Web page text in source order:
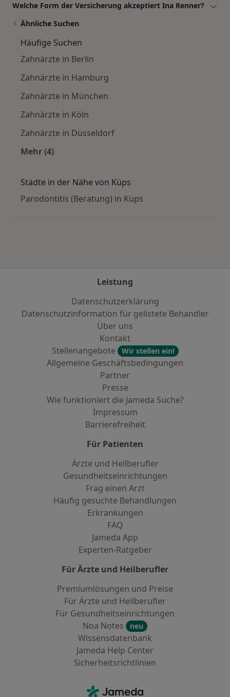
Welche Form der Versicherung akzeptiert Ina Renner?
Ähnliche Suchen
Häufige Suchen
Zahnärzte in Berlin
Zahnärzte in Hamburg
Zahnärzte in München
Zahnärzte in Köln
Zahnärzte in Düsseldorf
Mehr (4)
Städte in der Nähe von Küps
Parodontitis (Beratung) in Küps
Leistung
Datenschutzerklärung
Datenschutzinformation für gelistete Behandler
Über uns
Kontakt
Stellenangebote
Wir stellen ein!
Allgemeine Geschäftsbedingungen
Partner
Presse
Wie funktioniert die Jameda Suche?
Impressum
Barrierefreiheit
Für Patienten
Ärzte und Heilberufler
Gesundheitseinrichtungen
Frag einen Arzt
Häufig gesuchte Behandlungen
Erkrankungen
FAQ
Jameda App
Experten-Ratgeber
Für Ärzte und Heilberufler
Premiumlösungen und Preise
Für Ärzte und Heilberufler
Für Gesundheitseinrichtungen
Noa Notes
neu
Wissensdatenbank
Jameda Help Center
Sicherheitsrichtlinien
Jameda - Startseite